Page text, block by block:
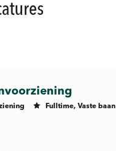
Fulltime, Vaste baan